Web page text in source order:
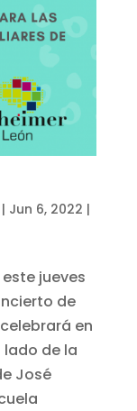
| Jun 6, 2022 |
jueves
de
en
lado de la
José